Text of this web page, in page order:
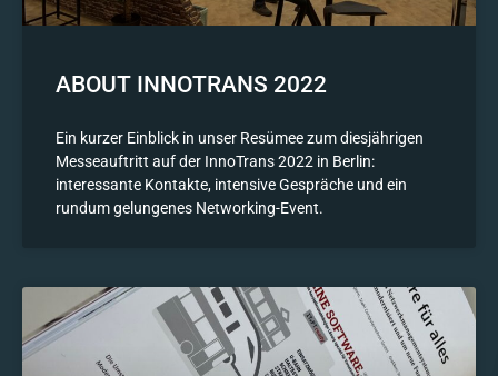
ABOUT INNOTRANS 2022
Ein kurzer Einblick in unser Resümee zum diesjährigen
Messeauftritt auf der InnoTrans 2022 in Berlin:
interessante Kontakte, intensive Gespräche und ein
rundum gelungenes Networking-Event.